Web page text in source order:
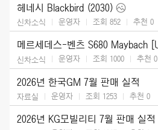
헤네시 Blackbird (2030)
신차소식 운영자 조회 852 추천 0
신차소식 운영자 조회 1000 추천 0
2026년 한국GM 7월 판매 실적
자료실 운영자 조회 1253 추천 0
2026년 KG모빌리티 7월 판매 실적